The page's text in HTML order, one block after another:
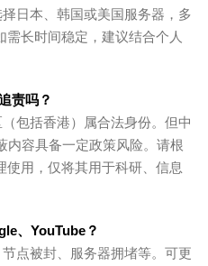
日本、韩国或美国服务器，多
长时间稳定，建议结合个人
责吗？
包括香港）属合法身份。但中
内容具备一定政策风险。请根
用，仅将其用于科研、信息
、YouTube？
点被封、服务器拥堵等。可更